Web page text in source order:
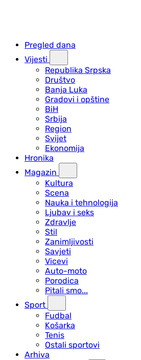
Pregled dana
Vijesti
Republika Srpska
Društvo
Banja Luka
Gradovi i opštine
BiH
Srbija
Region
Svijet
Ekonomija
Hronika
Magazin
Kultura
Scena
Nauka i tehnologija
Ljubav i seks
Zdravlje
Stil
Zanimljivosti
Savjeti
Vicevi
Auto-moto
Porodica
Pitali smo...
Sport
Fudbal
Košarka
Tenis
Ostali sportovi
Arhiva